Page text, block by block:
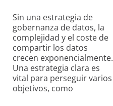
Sin una estrategia de
gobernanza de datos, la
complejidad y el coste de
compartir los datos
crecen exponencialmente.
Una estrategia clara es
vital para perseguir varios
objetivos, como